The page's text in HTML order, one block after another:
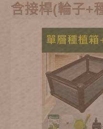
含接桿(輪子+